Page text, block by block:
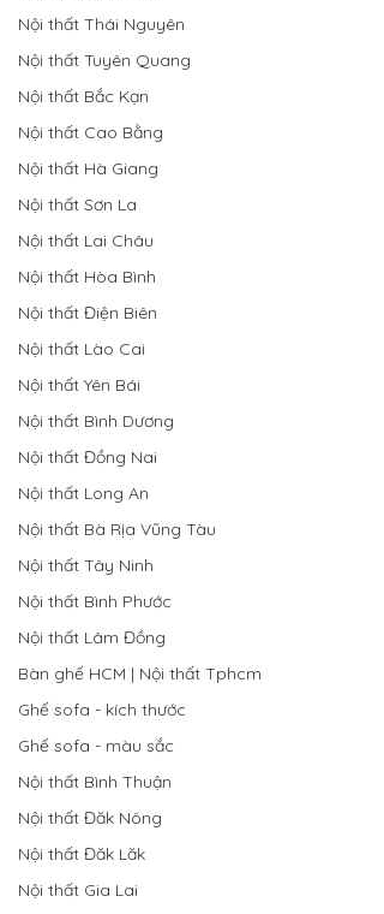
Nội thất Thái Nguyên
Nội thất Tuyên Quang
Nội thất Bắc Kạn
Nội thất Cao Bằng
Nội thất Hà Giang
Nội thất Sơn La
Nội thất Lai Châu
Nội thất Hòa Bình
Nội thất Điện Biên
Nội thất Lào Cai
Nội thất Yên Bái
Nội thất Bình Dương
Nội thất Đồng Nai
Nội thất Long An
Nội thất Bà Rịa Vũng Tàu
Nội thất Tây Ninh
Nội thất Bình Phước
Nội thất Lâm Đồng
Bàn ghế HCM | Nội thất Tphcm
Ghế sofa - kích thước
Ghế sofa - màu sắc
Nội thất Bình Thuận
Nội thất Đăk Nông
Nội thất Đăk Lăk
Nội thất Gia Lai